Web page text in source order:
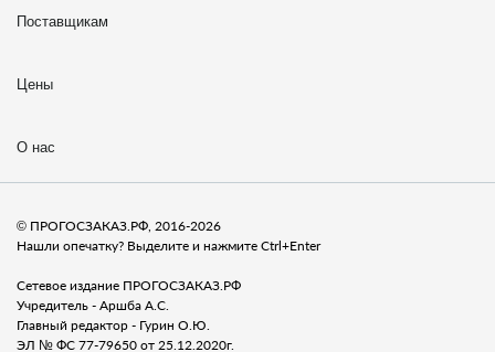
Поставщикам
Цены
О нас
© ПРОГОСЗАКАЗ.РФ, 2016-2026
Нашли опечатку? Выделите и нажмите Ctrl+Enter
Сетевое издание ПРОГОСЗАКАЗ.РФ
Учредитель - Аршба А.С.
Главный редактор - Гурин О.Ю.
ЭЛ № ФС 77-79650 от 25.12.2020г.